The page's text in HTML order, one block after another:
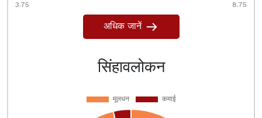
3.75 8.75
अधिक जानें
सिंहावलोकन